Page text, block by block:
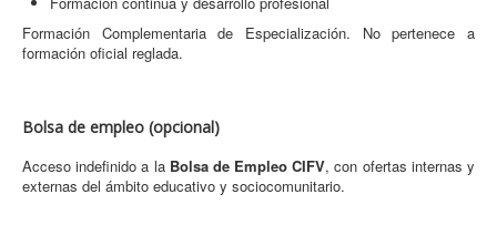
Formación Complementaria de Especialización. No pertenece a
formación oficial reglada.
Bolsa de empleo (opcional)
Acceso indefinido a la Bolsa de Empleo CIFV, con ofertas internas y
externas del ámbito educativo y sociocomunitario.